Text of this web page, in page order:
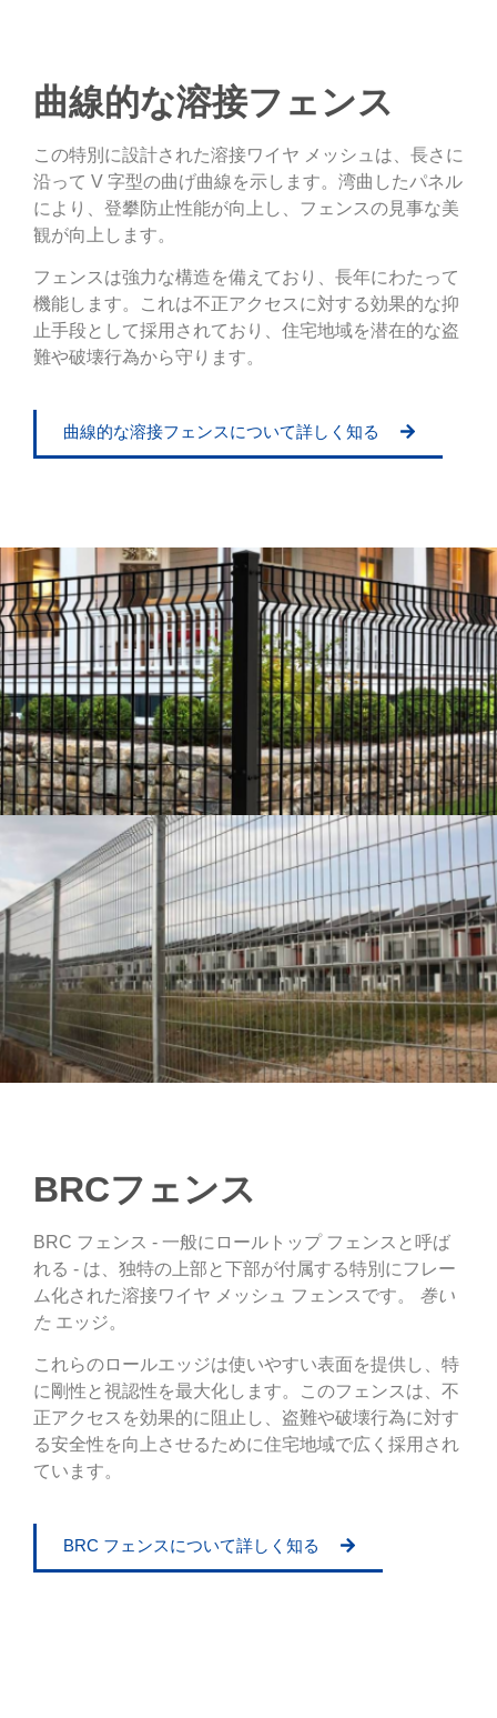
曲線的な溶接フェンス
この特別に設計された溶接ワイヤ メッシュは、長さに
沿って V 字型の曲げ曲線を示します。湾曲したパネル
により、登攀防止性能が向上し、フェンスの見事な美
観が向上します。
フェンスは強力な構造を備えており、長年にわたって
機能します。これは不正アクセスに対する効果的な抑
止手段として採用されており、住宅地域を潜在的な盗
難や破壊行為から守ります。
曲線的な溶接フェンスについて詳しく知る
BRCフェンス
BRC フェンス - 一般にロールトップ フェンスと呼ば
れる - は、独特の上部と下部が付属する特別にフレー
ム化された溶接ワイヤ メッシュ フェンスです。 巻い
た エッジ。
これらのロールエッジは使いやすい表面を提供し、特
に剛性と視認性を最大化します。このフェンスは、不
正アクセスを効果的に阻止し、盗難や破壊行為に対す
る安全性を向上させるために住宅地域で広く採用され
ています。
BRC フェンスについて詳しく知る